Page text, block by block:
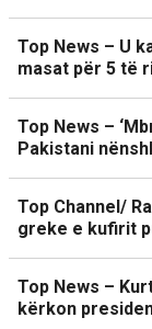
Top News – U
masat për 5 të
Top News –
Pakistani
Top Channel/
greke e kufirit
Top News –
kërkon